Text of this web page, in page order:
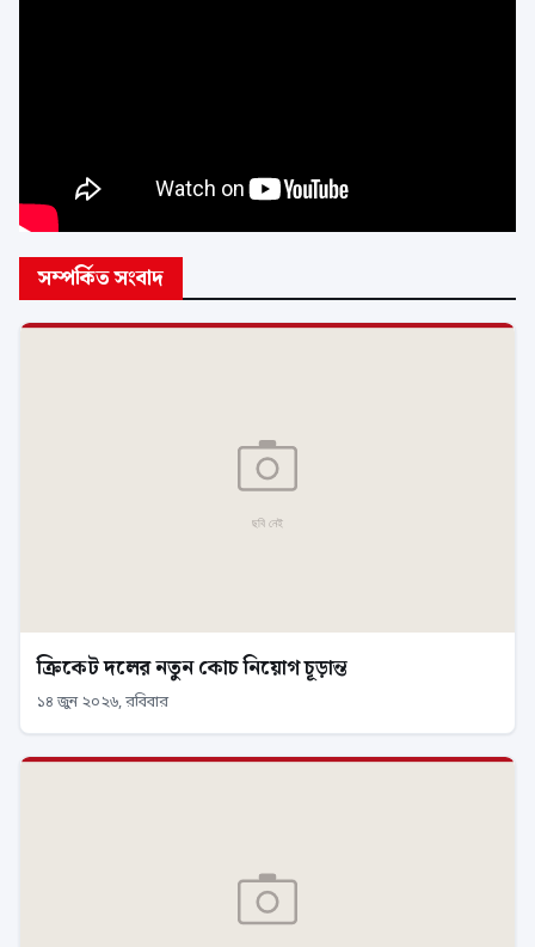
আমাদের সাথে থাকুন সর্বশেষ সংবাদের জন্য।
সম্পর্কিত সংবাদ
ক্রিকেট দলের নতুন কোচ নিয়োগ চূড়ান্ত
১৪ জুন ২০২৬, রবিবার